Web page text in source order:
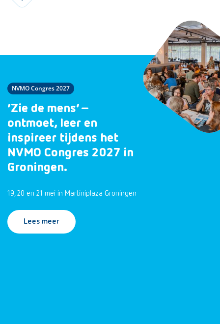
NVMO Congres 2027
‘Zie de mens’ –
ontmoet, leer en
inspireer tijdens het
NVMO Congres 2027 in
Groningen.
19, 20 en 21 mei in Martiniplaza Groningen
Lees meer